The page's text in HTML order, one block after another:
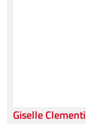
Giselle Clementi